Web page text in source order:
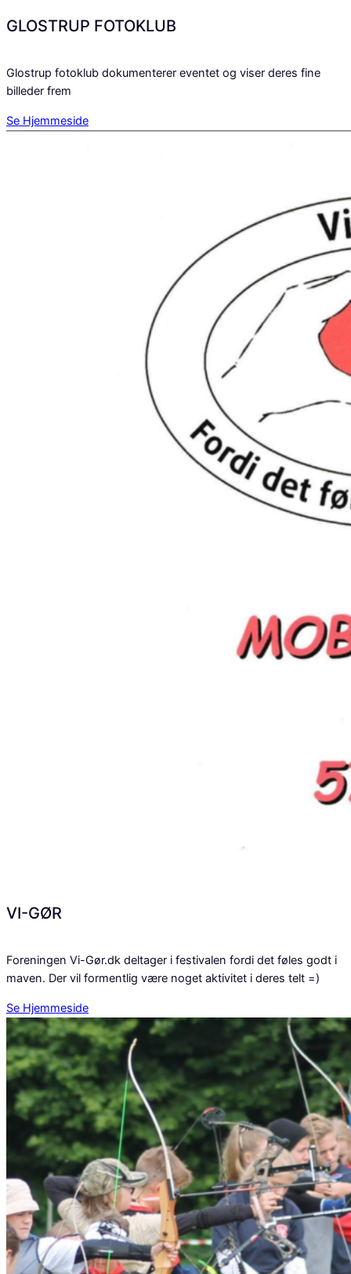
GLOSTRUP FOTOKLUB
Glostrup fotoklub dokumenterer eventet og viser deres fine
billeder frem
Se Hjemmeside
VI-GØR
Foreningen Vi-Gør.dk deltager i festivalen fordi det føles godt i
maven. Der vil formentlig være noget aktivitet i deres telt =)
Se Hjemmeside